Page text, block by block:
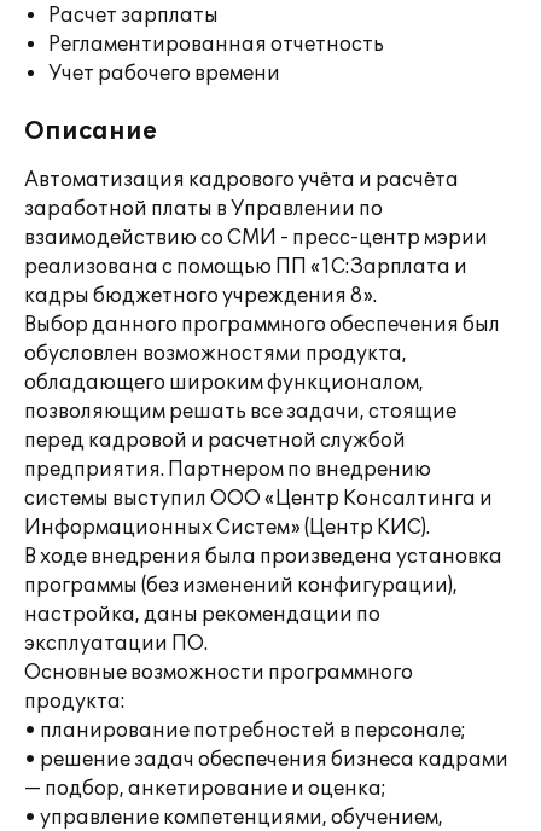
Расчет зарплаты
Регламентированная отчетность
Учет рабочего времени
Описание
Автоматизация кадрового учёта и расчёта
заработной платы в Управлении по
взаимодействию со СМИ - пресс-центр мэрии
реализована с помощью ПП «1С:Зарплата и
кадры бюджетного учреждения 8».
Выбор данного программного обеспечения был
обусловлен возможностями продукта,
обладающего широким функционалом,
позволяющим решать все задачи, стоящие
перед кадровой и расчетной службой
предприятия. Партнером по внедрению
системы выступил ООО «Центр Консалтинга и
Информационных Систем» (Центр КИС).
В ходе внедрения была произведена установка
программы (без изменений конфигурации),
настройка, даны рекомендации по
эксплуатации ПО.
Основные возможности программного
продукта:
• планирование потребностей в персонале;
• решение задач обеспечения бизнеса кадрами
— подбор, анкетирование и оценка;
• управление компетенциями, обучением,